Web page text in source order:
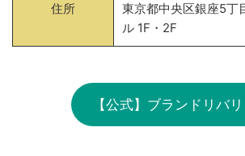
住所
東京都中央区銀座5丁
ル 1F・2F
【公式】ブランドリバ